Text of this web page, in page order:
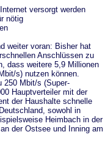
versorgt werden
nötig
weiter voran: Bisher hat
Anschlüssen zu
dass weitere 5,9 Millionen
s) nutzen können.
250 Mbit/s (Super-
Hauptverteiler mit der
der Haushalte schnelle
sowohl in
Heimbach in der
der Ostsee und Inning am